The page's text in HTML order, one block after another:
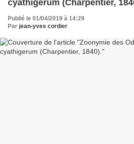
cyathigerum (Charpentier,
Publié le 01/04/2019 à 14:29
Par jean-yves cordier